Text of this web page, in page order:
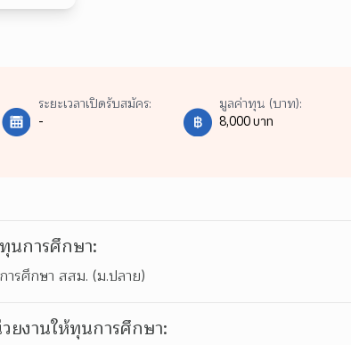
ระยะเวลาเปิดรับสมัคร:
-
มูลค่าทุน (บาท):
8,000 บาท
นการศึกษา:
รศึกษา สสม. (ม.ปลาย)
ยงานให้ทุนการศึกษา: